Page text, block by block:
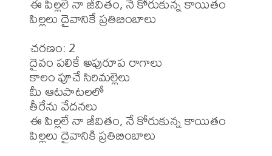
పిల్లలు దైవానికే ప్రతిబింబాలు
చరణం: 2
దైవం పలికే అపురూప రాగాలు
కాలం పూచే సిరిమల్లెలు
మీ ఆటపాటలలో
తీరేను వేదనలు
ఈ పిల్లలే నా జీవితం, నే కోరుకున్న కాయితం
పిల్లలు దైవానికి ప్రతిబింబాలు